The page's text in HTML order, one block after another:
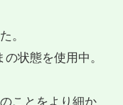
。
状態を使用中。
ことをより細か